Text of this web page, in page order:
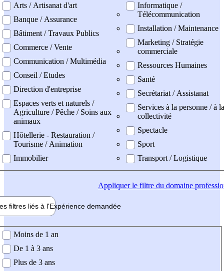
Arts / Artisanat d'art
Banque / Assurance
Bâtiment / Travaux Publics
Commerce / Vente
Communication / Multimédia
Conseil / Etudes
Direction d'entreprise
Espaces verts et naturels /
Agriculture / Pêche / Soins aux
animaux
Hôtellerie - Restauration /
Tourisme / Animation
Immobilier
Informatique /
Télécommunication
Installation / Maintenance
Marketing / Stratégie
commerciale
Ressources Humaines
Santé
Secrétariat / Assistanat
Services à la personne / à la
collectivité
Spectacle
Sport
Transport / Logistique
Appliquerle filtre du domaine
filtres liés à l'Expérience demandée
demandée
Moins de 1 an
De 1 à 3 ans
Plus de 3 ans